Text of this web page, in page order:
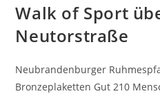
Walk of Sport
Neutorstraße
Neubrandenburger
Bronzeplaketten Gut 210